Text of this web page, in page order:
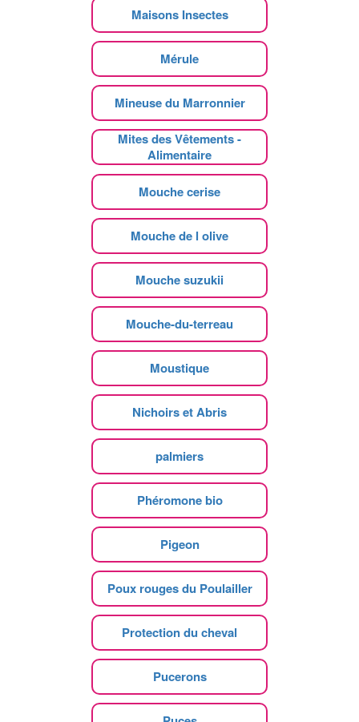
Maisons Insectes
Mérule
Mineuse du Marronnier
Mites des Vêtements -
Alimentaire
Mouche cerise
Mouche de l olive
Mouche suzukii
Mouche-du-terreau
Moustique
Nichoirs et Abris
palmiers
Phéromone bio
Pigeon
Poux rouges du Poulailler
Protection du cheval
Pucerons